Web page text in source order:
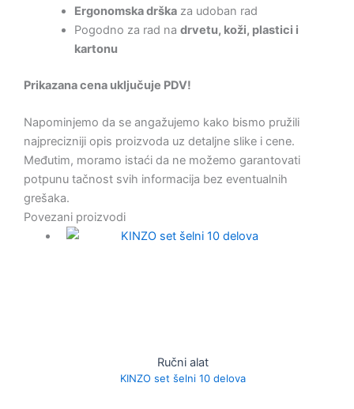
Ergonomska drškaza udoban rad
Pogodno za rad na drvetu, koži, plastici i
kartonu
Prikazana cena uključuje PDV!
Napominjemo da se angažujemo kako bismo pružili
najprecizniji opis proizvoda uz detaljne slike i cene.
Međutim, moramo istaći da ne možemo garantovati
potpunu tačnost svih informacija bez eventualnih
grešaka.
Povezani proizvodi
Ručni alat
KINZO set šelni 10 delova